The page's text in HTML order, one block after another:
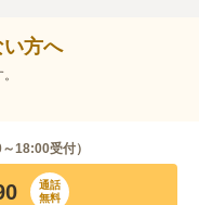
い方へ
18:00受付）
通話
無料